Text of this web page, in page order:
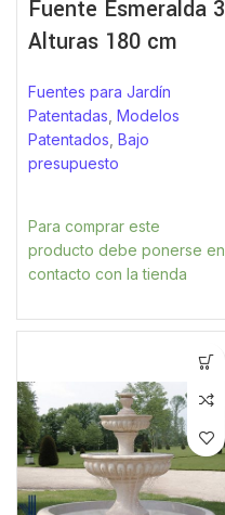
Fuente Esmeralda 3
Alturas 180 cm
Fuentes para Jardín
Patentadas Modelos
Patentados Bajo
presupuesto
Para comprar este
producto debe ponerse en
contacto con la tienda